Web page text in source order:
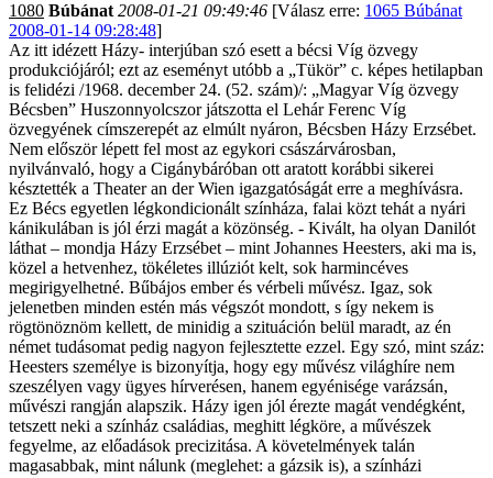
1080 Búbánat 2008-01-21 09:49:46 [Válasz erre: 1065 Búbánat
2008-01-14 09:28:48]
Az itt idézett Házy- interjúban szó esett a bécsi Víg özvegy
produkciójáról; ezt az eseményt utóbb a „Tükör” c. képes hetilapban
is felidézi /1968. december 24. (52. szám)/: „Magyar Víg özvegy
Bécsben” Huszonnyolcszor játszotta el Lehár Ferenc Víg
özvegyének címszerepét az elmúlt nyáron, Bécsben Házy Erzsébet.
Nem először lépett fel most az egykori császárvárosban,
nyilvánvaló, hogy a Cigánybáróban ott aratott korábbi sikerei
késztették a Theater an der Wien igazgatóságát erre a meghívásra.
Ez Bécs egyetlen légkondicionált színháza, falai közt tehát a nyári
kánikulában is jól érzi magát a közönség. - Kivált, ha olyan Danilót
láthat – mondja Házy Erzsébet – mint Johannes Heesters, aki ma is,
közel a hetvenhez, tökéletes illúziót kelt, sok harmincéves
megirigyelhetné. Bűbájos ember és vérbeli művész. Igaz, sok
jelenetben minden estén más végszót mondott, s így nekem is
rögtönöznöm kellett, de minidig a szituáción belül maradt, az én
német tudásomat pedig nagyon fejlesztette ezzel. Egy szó, mint száz:
Heesters személye is bizonyítja, hogy egy művész világhíre nem
szeszélyen vagy ügyes hírverésen, hanem egyénisége varázsán,
művészi rangján alapszik. Házy igen jól érezte magát vendégként,
tetszett neki a színház családias, meghitt légköre, a művészek
fegyelme, az előadások precizitása. A követelmények talán
magasabbak, mint nálunk (meglehet: a gázsik is), a színházi